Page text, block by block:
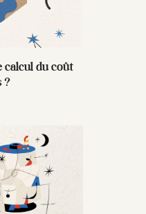
calcul du coût
?